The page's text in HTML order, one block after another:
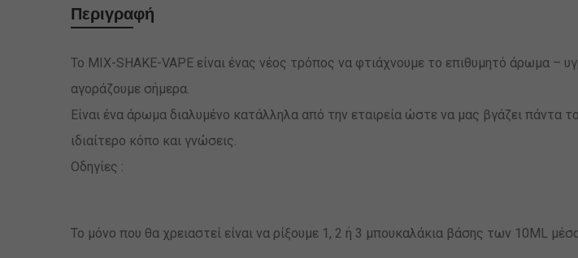
Περιγραφή
Το MIX-SHAKE-VAPE είναι ένας νέος τρόπος να φτιάχνουμε το επιθυμητό άρωμα –
αγοράζουμε σήμερα.
Είναι ένα άρωμα διαλυμένο κατάλληλα από την εταιρεία ώστε να μας βγάζει
ιδιαίτερο κόπο και γνώσεις.
Οδηγίες :
Το μόνο που θα χρειαστεί είναι να ρίξουμε 1, 2 ή 3 μπουκαλάκια βάσης των 10ML